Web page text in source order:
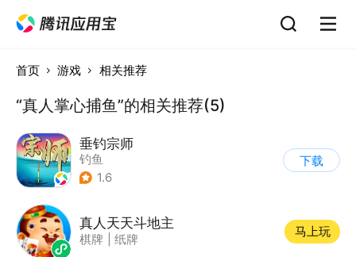
首页 游戏 相关推荐
“真人掌心捕鱼”的相关推荐(5)
垂钓宗师
钓鱼
1.6
下载
真人天天斗地主
棋牌 纸牌
马上玩